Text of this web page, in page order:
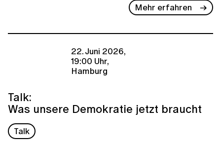
Mehr erfahren
22. Juni 2026,
19:00 Uhr,
Hamburg
Talk:
Was unsere Demokratie jetzt braucht
Talk